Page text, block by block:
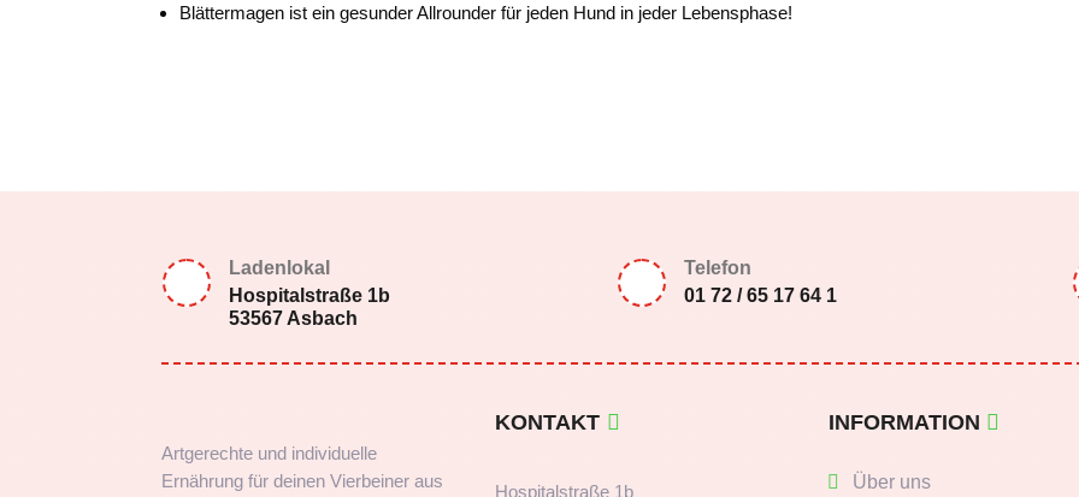
Blättermagen ist ein gesunder Allrounder für jeden Hund in jeder Lebensphase!
Ladenlokal
Hospitalstraße 1b
53567 Asbach
Telefon
01 72 / 65 17 64 1
Artgerechte und individuelle
Ernährung für deinen Vierbeiner aus
KONTAKT
Hospitalstraße 1b
INFORMATION
Über uns